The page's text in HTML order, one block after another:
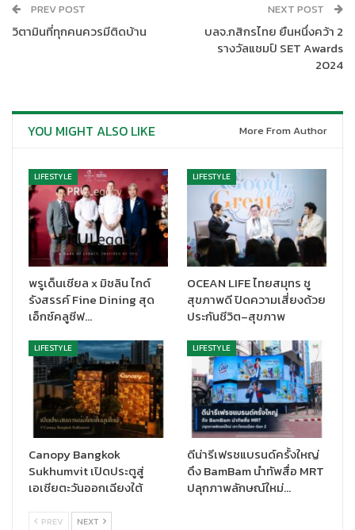
PREV POST
วิตามินที่ทุกคนควรมีติดบ้าน
NEXT POST
บลจ.กสิกรไทย ยืนหนึ่งคว้า 2
รางวัลแชมป์ SET Awards
2024
YOU MIGHT ALSO LIKE More From Author
LIFESTYLE
พรูเด็นเชียล x มิชลิน ไกด์
รังสรรค์ Fine Dining สุด
เอ็กซ์คลูซีฟ…
LIFESTYLE
OCEAN LIFE ไทยสมุทร ชู
สุขภาพดี ปิดความเสี่ยงด้วย
ประกันชีวิต–สุขภาพ
LIFESTYLE
Canopy Bangkok
Sukhumvit เปิดประตูสู่
เอเชียตะวันออกเฉียงใต้
LIFESTYLE
ดีน่ารีเฟรชแบรนด์ครั้งใหญ่
ดึง BamBam นำทัพสื่อ MRT
ปลุกภาพลักษณ์ใหม่…
PREV NEXT